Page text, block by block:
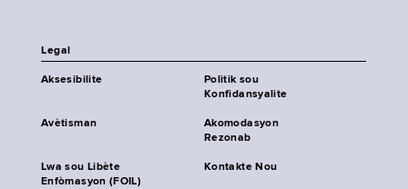
Legal
Aksesibilite
Politik sou
Konfidansyalite
Avètisman
Akomodasyon
Rezonab
Lwa sou Libète
Enfòmasyon (FOIL)
Kontakte Nou